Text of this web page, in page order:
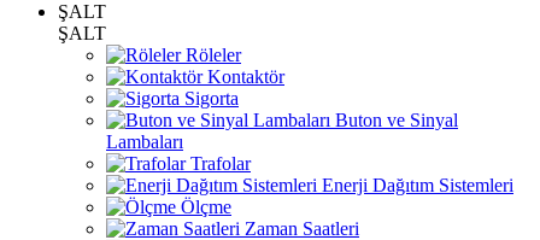
ŞALT
ŞALT
Röleler
Kontaktör
Sigorta
Buton ve Sinyal
Lambaları
Trafolar
Enerji Dağıtım Sistemleri
Ölçme
Zaman Saatleri